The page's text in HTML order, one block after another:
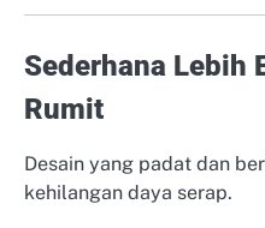
Sederhana Lebih
Rumit
Desain yang padat dan
kehilangan daya serap.